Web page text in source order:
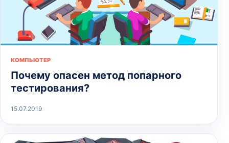
КОМПЬЮТЕР
Почему опасен метод попарного
тестирования?
15.07.2019